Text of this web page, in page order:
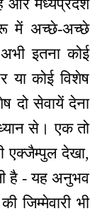
और मध्यप्रदेश
में अच्छे-अच्छे
इतना कोई
या कोई विशेष
दो सेवायें देना
से। एक तो
एक्जैम्पुल देखा,
है - यह अनुभव
भी